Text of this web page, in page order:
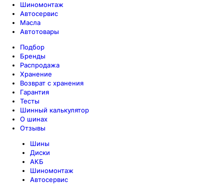
Шиномонтаж
Автосервис
Масла
Автотовары
Подбор
Бренды
Распродажа
Хранение
Возврат с хранения
Гарантия
Тесты
Шинный калькулятор
О шинах
Отзывы
Шины
Диски
АКБ
Шиномонтаж
Автосервис